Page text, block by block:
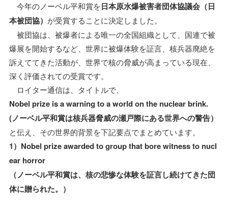
今年のノーベル平和賞を日本原水爆被害者団体協議会（日
本被団協） が受賞することに決定しました。
被団協は、被爆者による唯一の全国組織として、国連で被
爆展を開始するなど、世界に被爆体験を証言、核兵器廃絶を
訴えててきた活動が、世界で核の脅威が高まっている現在、
深く評価されての受賞です。
ロイター通信は、タイトルで、
Nobel prize is a warning to a world on the nuclear brink.
(ノーベル平和賞は核兵器脅威の瀬戸際にある世界への警告）
と伝え、その世界的背景を下記要点でまとめています。
1）Nobel prize awarded to group that bore witness to nucl
ear horror
（ノーベル平和賞は、核の悲惨な体験を証言し続けてきた団
体に贈られた。）